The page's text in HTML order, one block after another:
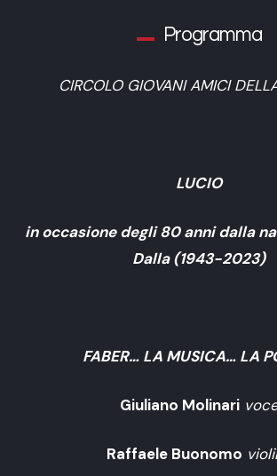
Programma
CIRCOLO GIOVANI AMICI
LUCIO
in occasione degli 80 anni dalla
Dalla (1943-2023)
FABER… LA MUSICA… LA
Giuliano Molinari
Raffaele Buonomo